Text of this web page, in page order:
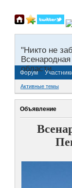
"Никто не
области.
Форум
Активные темы
Объявление